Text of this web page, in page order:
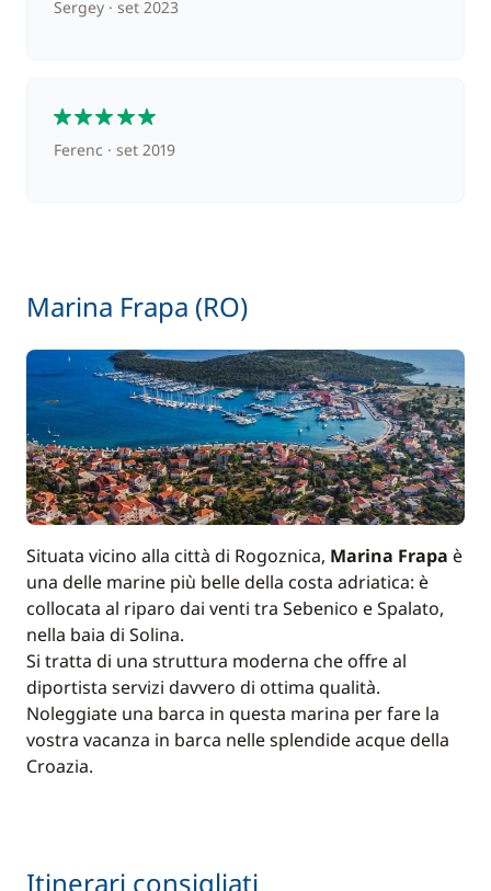
Sergey set 2023
Ferenc set 2019
Marina Frapa (RO)
Situata vicino alla città di Rogoznica, Marina Frapa è
una delle marine più belle della costa adriatica: è
collocata al riparo dai venti tra Sebenico e Spalato,
nella baia di Solina.
Si tratta di una struttura moderna che offre al
diportista servizi davvero di ottima qualità.
Noleggiate una barca in questa marina per fare la
vostra vacanza in barca nelle splendide acque della
Croazia.
Itinerari consigliati